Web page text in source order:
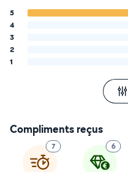
5
4
3
2
1
Compliments reçus
7 6